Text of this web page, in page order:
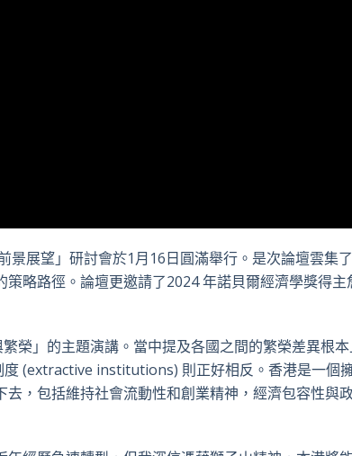
展望」研討會於1月16日圓滿舉行。是次論壇雲集
略路徑。論壇更邀請了2024 年諾貝爾經濟學獎得
榮」的主題演講。當中提及各國之間的繁榮差異根
(extractive institutions) 則正好相反。香港是一個
，包括維持社會流動性和創業精神，經濟包容性與